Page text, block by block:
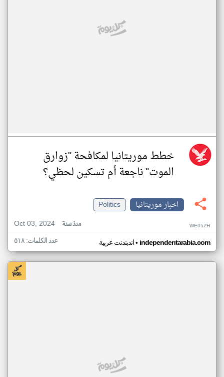
خطط موريتانيا لمكافحة "زوارق
الموت" ناجعة أم تسكين لحظي؟
اخبار موريتانيا
Politics
Oct 03, 2024
منذ سنة WE05ZH
اندبندنت عربية• independentarabia.com عدد الكلمات: ٥١٨